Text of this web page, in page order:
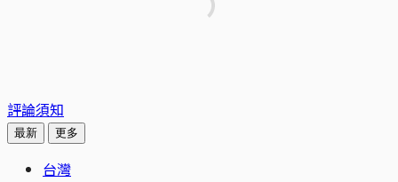
評論須知
最新 更多
台灣